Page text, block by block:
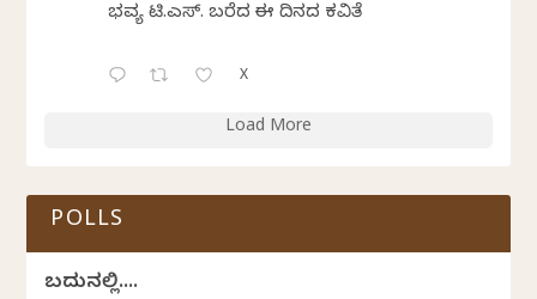
ಭವ್ಯ ಟಿ.ಎಸ್. ಬರೆದ ಈ ದಿನದ ಕವಿತೆ
X
Load More
POLLS
ಬದುಕಿನಲ್ಲಿ....